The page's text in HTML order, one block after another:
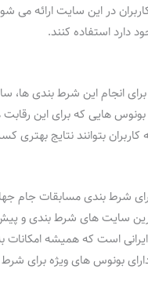
کاربران در این سایت ارائه می
دارد استفاده کنند.
برای انجام این شرط بندی
هایی که برای این
بتوانند نتایج بهتری
شرط بندی مسابقات جام
سایت های شرط بندی و پیش
است که همیشه امکانات به
های ویژه برای شرط بندی